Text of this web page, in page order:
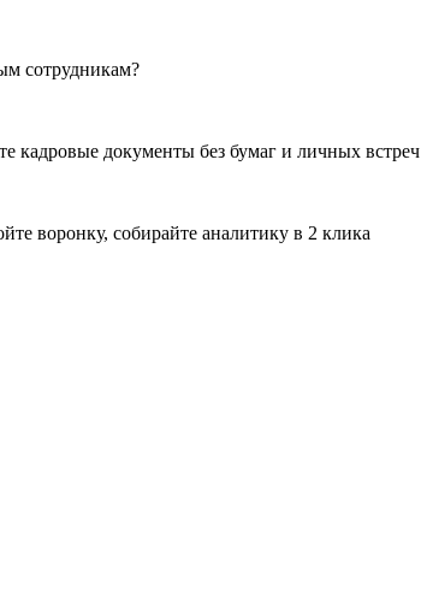
сотрудникам?
кадровые документы без бумаг и личных встреч
воронку, собирайте аналитику в 2 клика